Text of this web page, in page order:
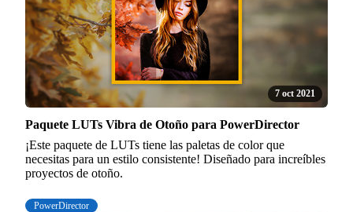
7 oct 2021
Paquete LUTs Vibra de Otoño para PowerDirector
¡Este paquete de LUTs tiene las paletas de color que
necesitas para un estilo consistente! Diseñado para increíbles
proyectos de otoño.
PowerDirector